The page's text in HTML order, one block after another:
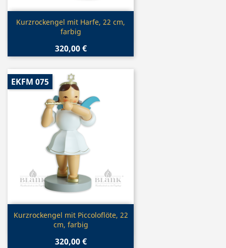
Vorschau
Kurzrockengel mit Harfe, 22 cm,
farbig
320,00 €
Vorschau
Kurzrockengel mit Piccoloflöte, 22
cm, farbig
320,00 €
EKFM 075